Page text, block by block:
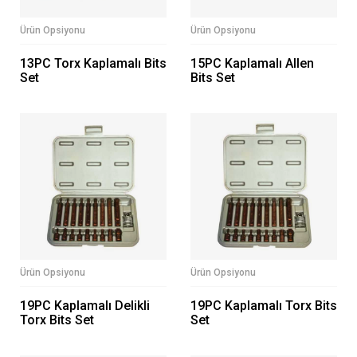
Ürün Opsiyonu
13PC Torx Kaplamalı Bits
Set
Ürün Opsiyonu
15PC Kaplamalı Allen
Bits Set
Ürün Opsiyonu
19PC Kaplamalı Delikli
Torx Bits Set
Ürün Opsiyonu
19PC Kaplamalı Torx Bits
Set